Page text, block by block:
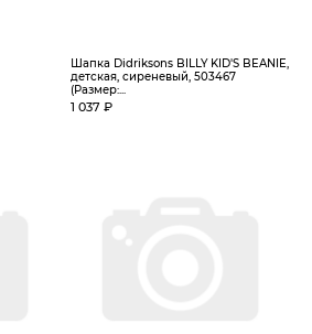
Шапка Didriksons BILLY KID'S BEANIE,
детская, сиреневый, 503467
(Размер:...
1 037 ₽